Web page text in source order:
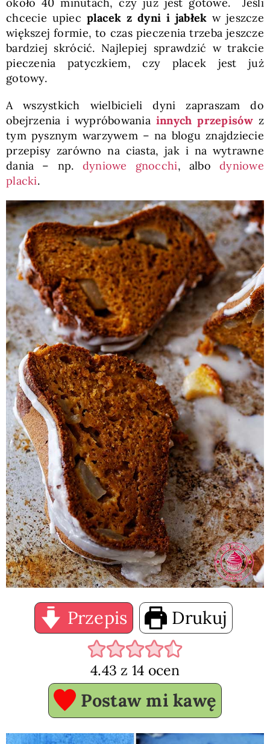
chcecie upiec placek z dyni i jabłek w jeszcze
większej formie, to czas pieczenia trzeba jeszcze
bardziej skrócić. Najlepiej sprawdzić w trakcie
pieczenia patyczkiem, czy placek jest już
gotowy.
A wszystkich wielbicieli dyni zapraszam do
obejrzenia i wypróbowania innych przepisówz
tym pysznym warzywem – na blogu znajdziecie
przepisy zarówno na ciasta, jak i na wytrawne
dania – np. dyniowe gnocchi, albodyniowe
placki.
Przepis Drukuj
4.43 z 14 ocen
Postaw mi kawę